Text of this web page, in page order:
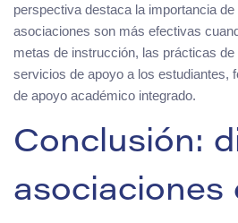
perspectiva destaca la importancia
asociaciones son más efectivas
metas de instrucción, las prácticas
servicios de apoyo a los estudiantes,
de apoyo académico integrado.
Conclusión:
asociaciones